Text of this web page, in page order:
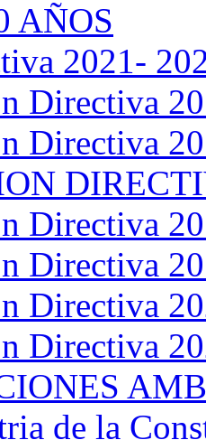
AÑOS
2021-
Directiva
Directiva
Directiva
Directiva
Directiva
Directiva
de la